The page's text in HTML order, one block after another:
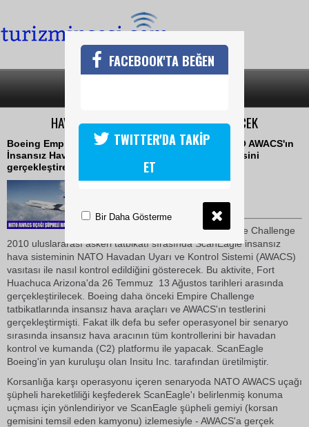
HAVADAN ERKEN UYARI KONTROL EDİLECEK
Boeing Empire Challenge askeri tatbikatında NATO AWACS'ın
İnsansız Hava Sistemi kontrolünün tanıtım gösterisini
gerçekleştirecek
The Boeing Company, Empire Challenge
2010 uluslararası askeri tatbikatı sırasında ScanEagle insansız
hava sisteminin NATO Havadan Uyarı ve Kontrol Sistemi (AWACS)
vasıtası ile nasıl kontrol edildiğini gösterecek. Bu aktivite, Fort
Huachuca Arizona'da 26 Temmuz  13 Ağustos tarihleri arasında
gerçekleştirilecek. Boeing daha önceki Empire Challenge
tatbikatlarında insansız hava araçları ve AWACS'ın testlerini
gerçekleştirmişti. Fakat ilk defa bu sefer operasyonel bir senaryo
sırasında insansız hava aracının tüm kontrollerini bir havadan
kontrol ve kumanda (C2) platformu ile yapacak. ScanEagle
Boeing'in yan kuruluşu olan Insitu Inc. tarafından üretilmiştir.
Korsanlığa karşı operasyonu içeren senaryoda NATO AWACS uçağı
şüpheli hareketliliği keşfederek ScanEagle'ı belirlenmiş konuma
uçması için yönlendiriyor ve ScanEagle şüpheli gemiyi (korsan
gemisini temsil eden kamyonu) izlemesiyle - AWACS'a gerçek
FACEBOOK'TA BEĞEN
TWITTER'DA TAKİP
ET
Bir Daha Gösterme